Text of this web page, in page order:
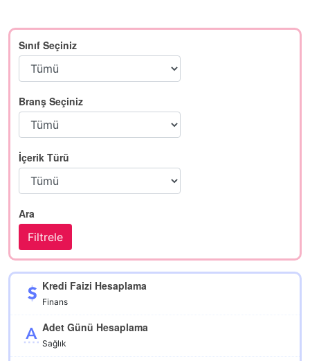
Sınıf Seçiniz
Branş Seçiniz
İçerik Türü
Ara
Kredi Faizi Hesaplama
Finans
Adet Günü Hesaplama
Sağlık